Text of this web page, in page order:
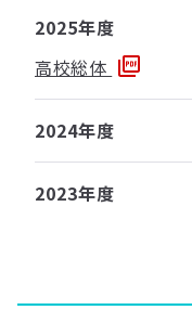
2025年度
高校総体
2024年度
2023年度